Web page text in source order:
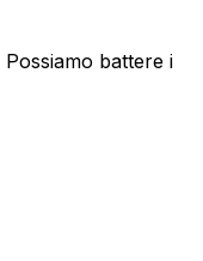
Possiamo battere i